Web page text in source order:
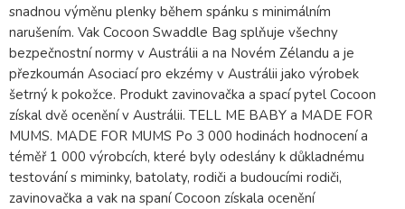
snadnou výměnu plenky během spánku s minimálním
narušením. Vak Cocoon Swaddle Bag splňuje všechny
bezpečnostní normy v Austrálii a na Novém Zélandu a je
přezkoumán Asociací pro ekzémy v Austrálii jako výrobek
šetrný k pokožce. Produkt zavinovačka a spací pytel Cocoon
získal dvě ocenění v Austrálii. TELL ME BABY a MADE FOR
MUMS. MADE FOR MUMS Po 3 000 hodinách hodnocení a
téměř 1 000 výrobcích, které byly odeslány k důkladnému
testování s miminky, batolaty, rodiči a budoucími rodiči,
zavinovačka a vak na spaní Cocoon získala ocenění